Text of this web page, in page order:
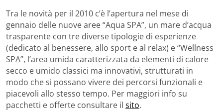
Tra le novità per il 2010 c’è l’apertura nel mese di
gennaio delle nuove aree “Aqua SPA”, un mare d’acqua
trasparente con tre diverse tipologie di esperienze
(dedicato al benessere, allo sport e al relax) e “Wellness
SPA”, l’area umida caratterizzata da elementi di calore
secco e umido classici ma innovativi, strutturati in
modo che si possano vivere dei percorsi funzionali e
piacevoli allo stesso tempo. Per maggiori info su
pacchetti e offerte consultare il sito.